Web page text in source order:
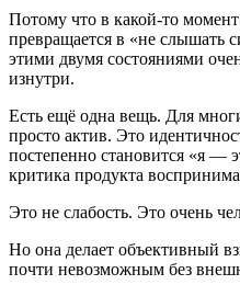
Потому что в какой-то
превращается в «не слышать
этими двумя состояниями
изнутри.
Есть ещё одна вещь. Для
просто актив. Это
постепенно становится «я —
критика продукта
Это не слабость. Это очень
Но она делает объективный
почти невозможным без